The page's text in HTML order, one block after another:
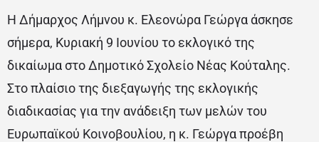
Η Δήμαρχος Λήμνου κ. Ελεονώρα Γεώργα άσκησε
σήμερα, Κυριακή 9 Ιουνίου το εκλογικό της
δικαίωμα στο Δημοτικό Σχολείο Νέας Κούταλης.
Στο πλαίσιο της διεξαγωγής της εκλογικής
διαδικασίας για την ανάδειξη των μελών του
Ευρωπαϊκού Κοινοβουλίου, η κ. Γεώργα προέβη